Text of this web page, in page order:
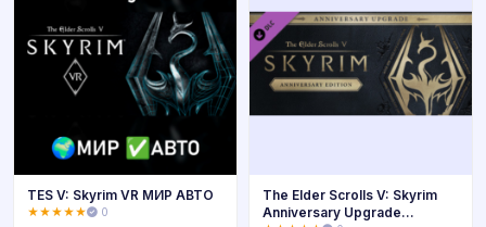
TES V: Skyrim VR МИР АВТО
★★★★★ 0
The Elder Scrolls V: Skyrim
Anniversary Upgrade